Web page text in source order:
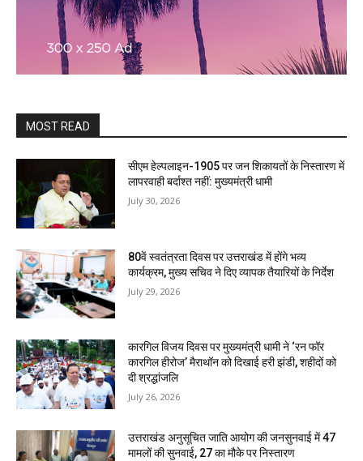
MOST READ
सीएम हेल्पलाइन-1905 पर जन शिकायतों के निस्तारण में
लापरवाही बर्दाश्त नहीं: मुख्यमंत्री धामी
July 30, 2026
80वें स्वतंत्रता दिवस पर उत्तराखंड में होंगे भव्य
कार्यक्रम, मुख्य सचिव ने दिए व्यापक तैयारियों के निर्देश
July 29, 2026
कारगिल विजय दिवस पर मुख्यमंत्री धामी ने ‘रन फॉर
कारगिल हीरोज’ मैराथॉन को दिखाई हरी झंडी, शहीदों को
दी श्रद्धांजलि
July 26, 2026
उत्तराखंड अनुसूचित जाति आयोग की जनसुनवाई में 47
मामलों की सुनवाई, 27 का मौके पर निस्तारण